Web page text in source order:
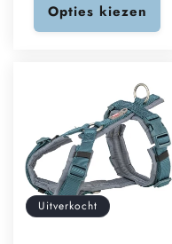
Opties kiezen
Uitverkocht